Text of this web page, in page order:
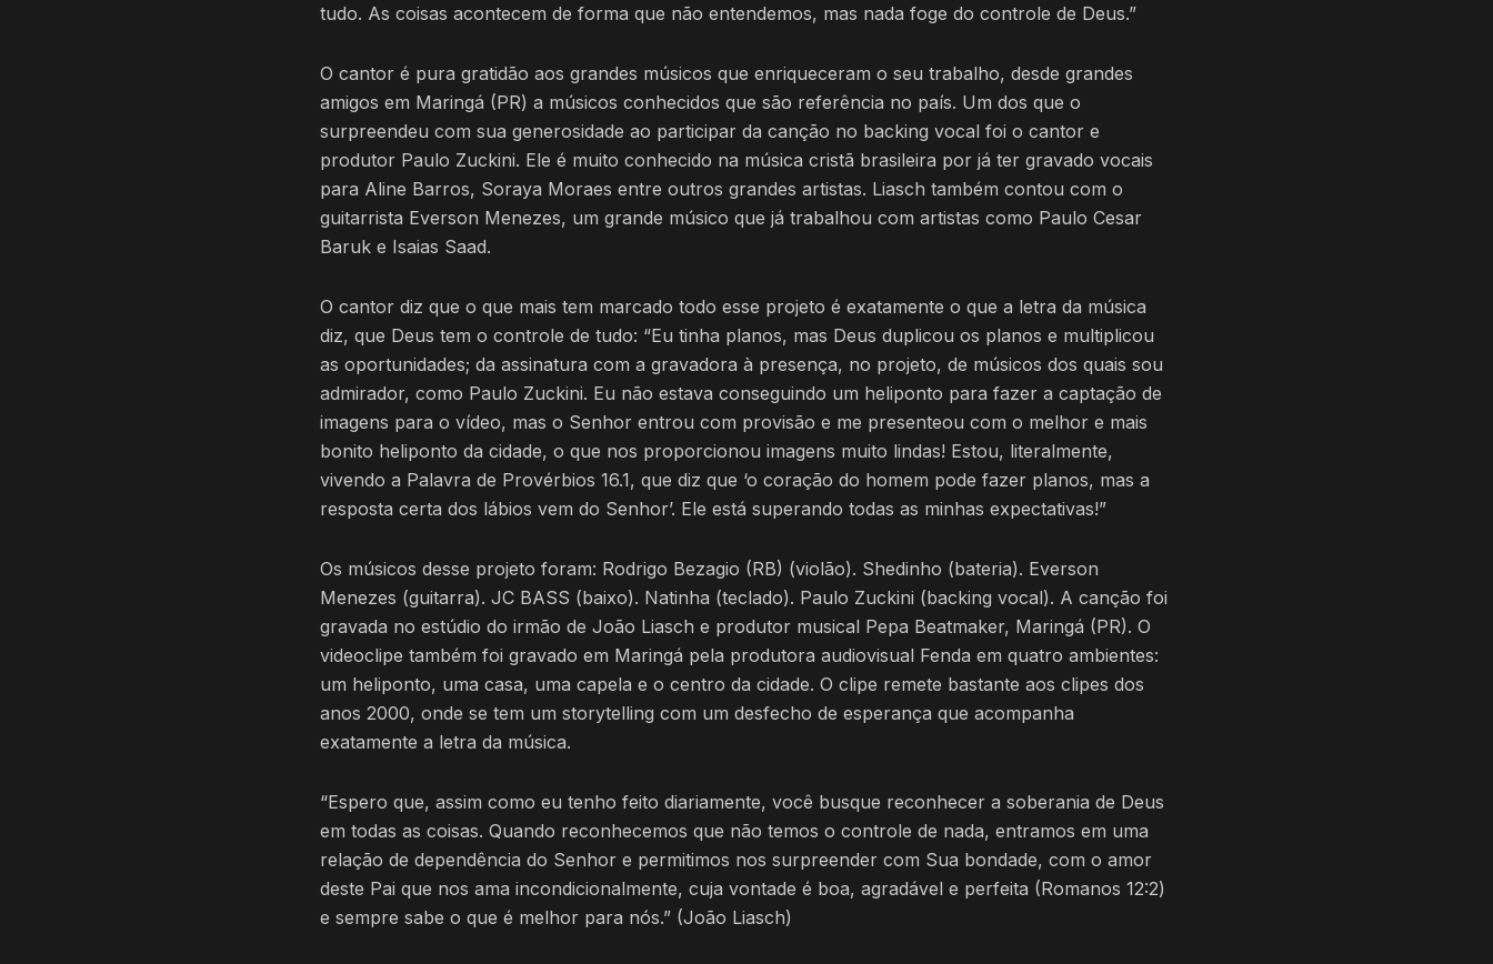
tudo. As coisas acontecem de forma que não entendemos, mas nada foge do controle de Deus.”
O cantor é pura gratidão aos grandes músicos que enriqueceram o seu trabalho, desde grandes
amigos em Maringá (PR) a músicos conhecidos que são referência no país. Um dos que o
surpreendeu com sua generosidade ao participar da canção no backing vocal foi o cantor e
produtor Paulo Zuckini. Ele é muito conhecido na música cristã brasileira por já ter gravado vocais
para Aline Barros, Soraya Moraes entre outros grandes artistas. Liasch também contou com o
guitarrista Everson Menezes, um grande músico que já trabalhou com artistas como Paulo Cesar
Baruk e Isaias Saad.
O cantor diz que o que mais tem marcado todo esse projeto é exatamente o que a letra da música
diz, que Deus tem o controle de tudo: “Eu tinha planos, mas Deus duplicou os planos e multiplicou
as oportunidades; da assinatura com a gravadora à presença, no projeto, de músicos dos quais sou
admirador, como Paulo Zuckini. Eu não estava conseguindo um heliponto para fazer a captação de
imagens para o vídeo, mas o Senhor entrou com provisão e me presenteou com o melhor e mais
bonito heliponto da cidade, o que nos proporcionou imagens muito lindas! Estou, literalmente,
vivendo a Palavra de Provérbios 16.1, que diz que ‘o coração do homem pode fazer planos, mas a
resposta certa dos lábios vem do Senhor’. Ele está superando todas as minhas expectativas!”
Os músicos desse projeto foram: Rodrigo Bezagio (RB) (violão). Shedinho (bateria). Everson
Menezes (guitarra). JC BASS (baixo). Natinha (teclado). Paulo Zuckini (backing vocal). A canção foi
gravada no estúdio do irmão de João Liasch e produtor musical Pepa Beatmaker, Maringá (PR). O
videoclipe também foi gravado em Maringá pela produtora audiovisual Fenda em quatro ambientes:
um heliponto, uma casa, uma capela e o centro da cidade. O clipe remete bastante aos clipes dos
anos 2000, onde se tem um storytelling com um desfecho de esperança que acompanha
exatamente a letra da música.
“Espero que, assim como eu tenho feito diariamente, você busque reconhecer a soberania de Deus
em todas as coisas. Quando reconhecemos que não temos o controle de nada, entramos em uma
relação de dependência do Senhor e permitimos nos surpreender com Sua bondade, com o amor
deste Pai que nos ama incondicionalmente, cuja vontade é boa, agradável e perfeita (Romanos 12:2)
e sempre sabe o que é melhor para nós.” (João Liasch)